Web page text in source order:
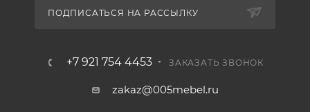
ПОДПИСАТЬСЯ НА РАССЫЛКУ
+7 921 754 4453 ЗАКАЗАТЬ ЗВОНОК
zakaz@005mebel.ru